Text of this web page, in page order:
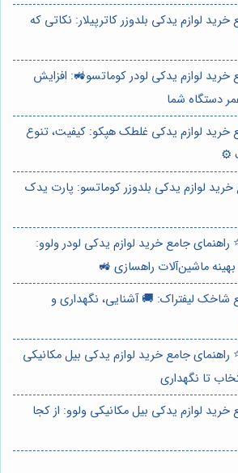
خرید لوازم یدکی بلدوزر کاترپیلار: نکاتی که
خرید لوازم یدکی لودر کوماتسو🚜: افزایش
دستگاه شما
خرید لوازم یدکی غلطک هپکو: کیفیت، تنوع
⚙️
خرید لوازم یدکی بلدوزر کوماتسو: پارت یدک
راهنمای جامع خرید لوازم یدکی لودر ولوو:
ماشین‌آلات راهسازی 🚜
شاخک لیفتراک: 🚚 آشنایی، نگهداری و
راهنمای جامع خرید لوازم یدکی بیل مکانیکی
تا نگهداری
خرید لوازم یدکی بیل مکانیکی ولوو: از کجا